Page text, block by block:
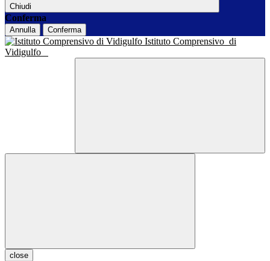
Chiudi
Conferma
Annulla Conferma
Istituto Comprensivo di
Vidigulfo
close